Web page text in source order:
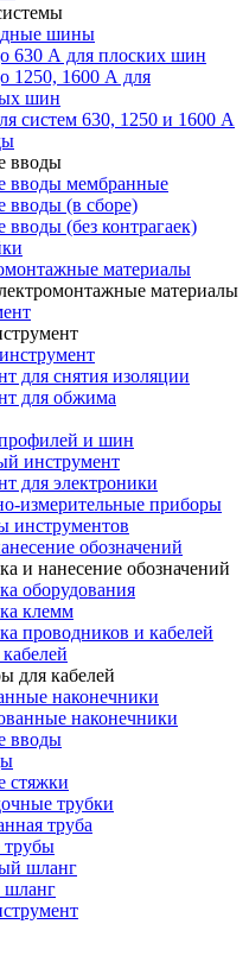
шины
630 А для плоских шин
1250, 1600 А для
шин
систем 630, 1250 и 1600 А
вводы
вводы мембранные
вводы (в сборе)
вводы (без контрагаек)
материалы
материалы
для снятия изоляции
для обжима
профилей и шин
инструмент
для электроники
измерительные приборы
инструментов
обозначений
и нанесение обозначений
оборудования
клемм
проводников и кабелей
для кабелей
наконечники
наконечники
вводы
стяжки
трубки
труба
шланг
шланг